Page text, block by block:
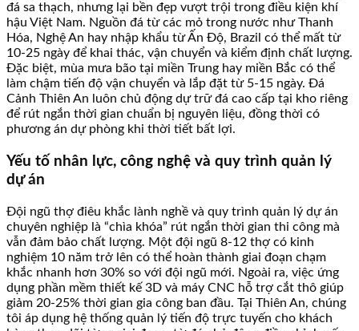
đá sa thạch, nhưng lại bền đẹp vượt trội trong điều kiện khí
hậu Việt Nam. Nguồn đá từ các mỏ trong nước như Thanh
Hóa, Nghệ An hay nhập khẩu từ Ấn Độ, Brazil có thể mất từ
10-25 ngày để khai thác, vận chuyển và kiểm định chất lượng.
Đặc biệt, mùa mưa bão tại miền Trung hay miền Bắc có thể
làm chậm tiến độ vận chuyển và lắp đặt từ 5-15 ngày. Đá
Cảnh Thiên An luôn chủ động dự trữ đá cao cấp tại kho riêng
để rút ngắn thời gian chuẩn bị nguyên liệu, đồng thời có
phương án dự phòng khi thời tiết bất lợi.
Yếu tố nhân lực, công nghệ và quy trình quản lý
dự án
Đội ngũ thợ điêu khắc lành nghề và quy trình quản lý dự án
chuyên nghiệp là “chìa khóa” rút ngắn thời gian thi công mà
vẫn đảm bảo chất lượng. Một đội ngũ 8-12 thợ có kinh
nghiệm 10 năm trở lên có thể hoàn thành giai đoạn chạm
khắc nhanh hơn 30% so với đội ngũ mới. Ngoài ra, việc ứng
dụng phần mềm thiết kế 3D và máy CNC hỗ trợ cắt thô giúp
giảm 20-25% thời gian gia công ban đầu. Tại Thiên An, chúng
tôi áp dụng hệ thống quản lý tiến độ trực tuyến cho khách